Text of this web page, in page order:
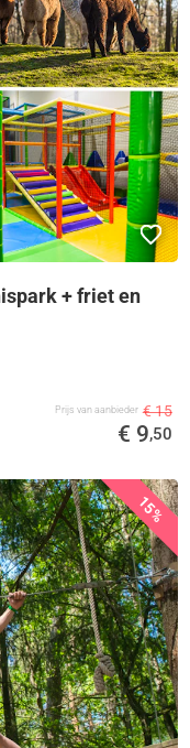
+ friet en
Prijs van aanbieder € 15
€ 9,50
15%